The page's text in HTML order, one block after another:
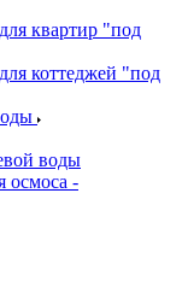
квартир "под
коттеджей "под
воды
осмоса -